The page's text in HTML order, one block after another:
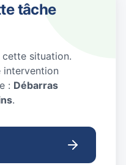
tâche
situation.
intervention
: Débarras
.